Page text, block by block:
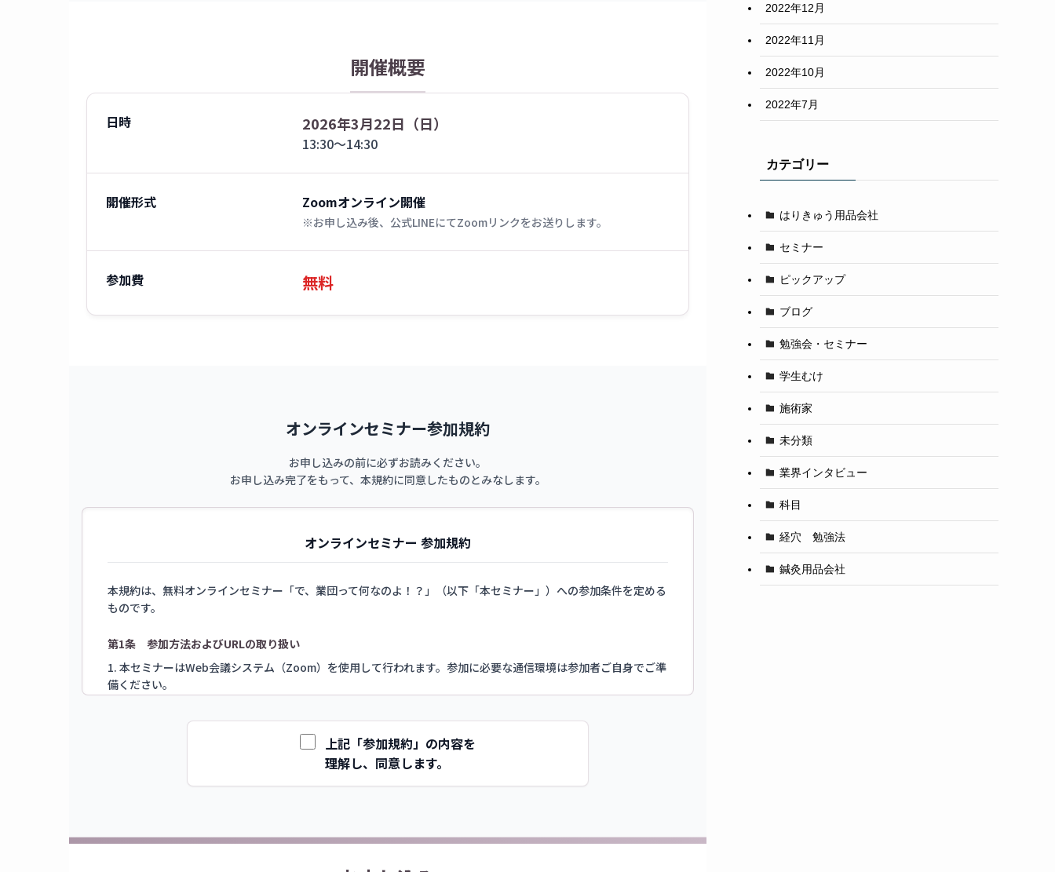
開催概要
日時 2026年3月22日（日）
13:30〜14:30
開催形式 Zoomオンライン開催
※お申し込み後、公式LINEにてZoomリンクをお送りします。
参加費 無料
オンラインセミナー参加規約
お申し込みの前に必ずお読みください。
お申し込み完了をもって、 本規約に同意したものとみなします。
オンラインセミナー 参加規約
本規約は、無料オンラインセミナー「で、業団って何なのよ！？」（以下「本セミナー」）への参加条件を定める
ものです。
第1条 参加方法およびURLの取り扱い
1. 本セミナーはWeb会議システム（Zoom）を使用して行われます。参加に必要な通信環境は参加者ご自身でご準
備ください。
第三者への譲渡、共有、SNS等への公開は固く禁じます。
・営利目的、宗教勧誘、その他本来の目的から逸脱する行為
上記「参加規約」の内容を
理解し、同意します。
2022年12月
2022年11月
2022年10月
2022年7月
カテゴリー
はりきゅう用品会社
セミナー
ピックアップ
ブログ
勉強会・セミナー
学生むけ
施術家
未分類
業界インタビュー
科目
経穴 勉強法
鍼灸用品会社